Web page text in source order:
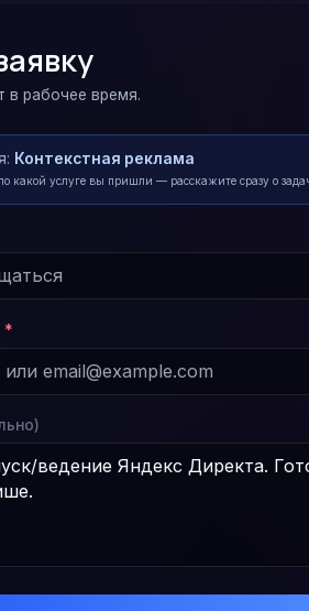
в рабочее время.
Контекстная реклама
какой услуге вы пришли — расскажите сразу о
*